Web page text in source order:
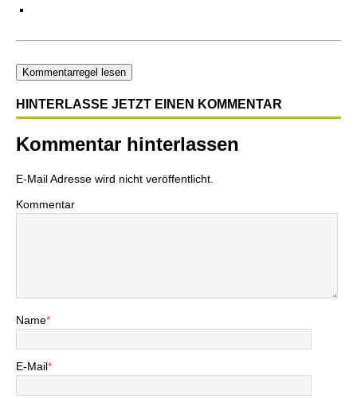
Kommentarregel lesen
HINTERLASSE JETZT EINEN KOMMENTAR
Kommentar hinterlassen
E-Mail Adresse wird nicht veröffentlicht.
Kommentar
Name*
E-Mail*